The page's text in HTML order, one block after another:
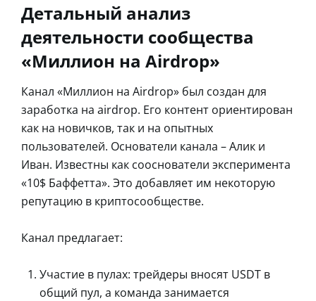
Детальный анализ
деятельности сообщества
«Миллион на Airdrop»
Канал «Миллион на Airdrop» был создан для
заработка на airdrop. Его контент ориентирован
как на новичков, так и на опытных
пользователей. Основатели канала – Алик и
Иван. Известны как сооснователи эксперимента
«10$ Баффетта». Это добавляет им некоторую
репутацию в криптосообществе.
Канал предлагает:
Участие в пулах: трейдеры вносят USDT в
общий пул, а команда занимается